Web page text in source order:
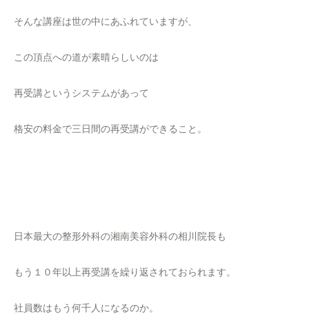
そんな講座は世の中にあふれていますが、
この頂点への道が素晴らしいのは
再受講というシステムがあって
格安の料金で三日間の再受講ができること。
日本最大の整形外科の湘南美容外科の相川院長も
もう１０年以上再受講を繰り返されておられます。
社員数はもう何千人になるのか。